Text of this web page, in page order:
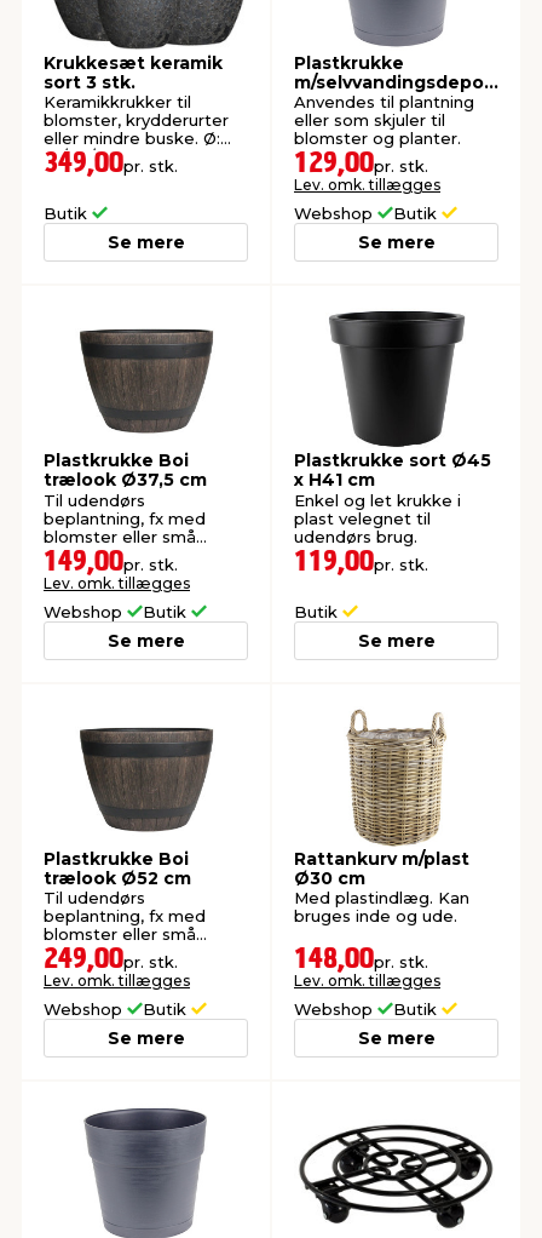
Krukkesæt keramik
sort 3 stk.
Keramikkrukker til
blomster, krydderurter
eller mindre buske. Ø:
37/29/23 cm.
349,00pr. stk.
Butik
Se mere
Plastkrukke
m/selvvandingsdepot
sort Ø38 cm
Anvendes til plantning
eller som skjuler til
blomster og planter.
129,00pr. stk.
Lev. omk. tillægges
Webshop Butik
Se mere
Plastkrukke Boi
trælook Ø37,5 cm
Til udendørs
beplantning, fx med
blomster eller små
buske. Lavet af plast.
149,00pr. stk.
Lev. omk. tillægges
Webshop Butik
Se mere
Plastkrukke sort Ø45
x H41 cm
Enkel og let krukke i
plast velegnet til
udendørs brug.
119,00pr. stk.
Butik
Se mere
Plastkrukke Boi
trælook Ø52 cm
Til udendørs
beplantning, fx med
blomster eller små
buske. Lavet af plast.
249,00pr. stk.
Lev. omk. tillægges
Webshop Butik
Se mere
Rattankurv m/plast
Ø30 cm
Med plastindlæg. Kan
bruges inde og ude.
148,00pr. stk.
Lev. omk. tillægges
Webshop Butik
Se mere